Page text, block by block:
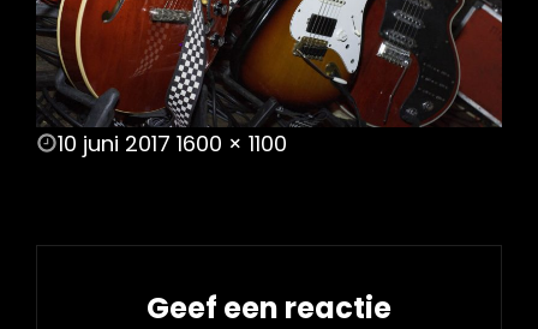
POSTED
10 juni 2017 1600 × 1100
Geef een reactie